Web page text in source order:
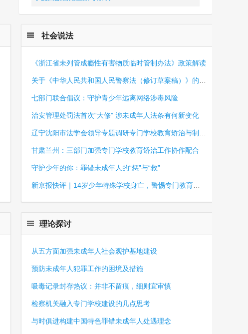
社会说法
《浙江省未列管成瘾性有害物质临时管制办法》政策解读
七部门联合倡议：守护青少年远离网络涉毒风险
治安管理处罚法首次“大修” 涉未成年人法条有何新变化
甘肃兰州：三部门加强专门学校教育矫治工作协作配合
守护少年的你：罪错未成年人的“惩”与“救”
新京报快评｜14岁少年特殊学校身亡，警惕专门教育脱离法律轨道
理论探讨
从五方面加强未成年人社会观护基地建设
预防未成年人犯罪工作的困境及措施
吸毒记录封存热议：并非不留痕，细则宜审慎
检察机关融入专门学校建设的几点思考
与时俱进构建中国特色罪错未成年人处遇理念